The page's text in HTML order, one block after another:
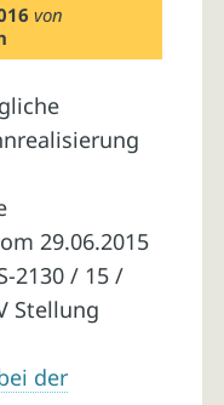
von
29.06.2015
2130 / 15 /
Stellung
der